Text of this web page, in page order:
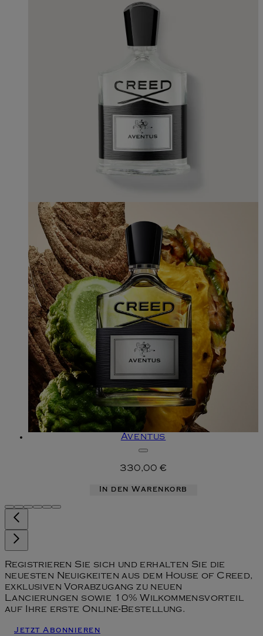
Aventus
330,00 €
In den Warenkorb
Registrieren Sie sich und erhalten Sie die
neuesten Neuigkeiten aus dem House of Creed,
exklusiven Vorabzugang zu neuen
Lancierungen sowie 10% Wilkommensvorteil
auf Ihre erste Online-Bestellung.
Jetzt Abonnieren